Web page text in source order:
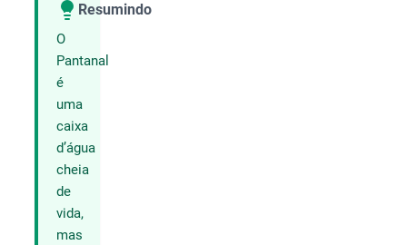
Resumindo
O
Pantanal
é
uma
caixa
d’água
cheia
de
vida,
mas